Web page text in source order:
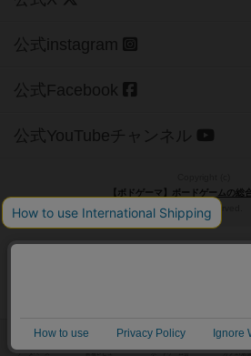
公式instagram
公式Facebook
公式YouTubeチャンネル
【ボドゲーマ】ボードゲームの総
All rights reserved.